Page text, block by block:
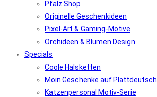
Pfalz Shop
Originelle Geschenkideen
Pixel-Art & Gaming-Motive
Orchideen & Blumen Design
Specials
Coole Halsketten
Moin Geschenke auf Plattdeutsch
Katzenpersonal Motiv-Serie